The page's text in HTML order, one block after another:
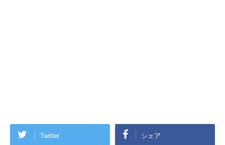
Twitter シェア